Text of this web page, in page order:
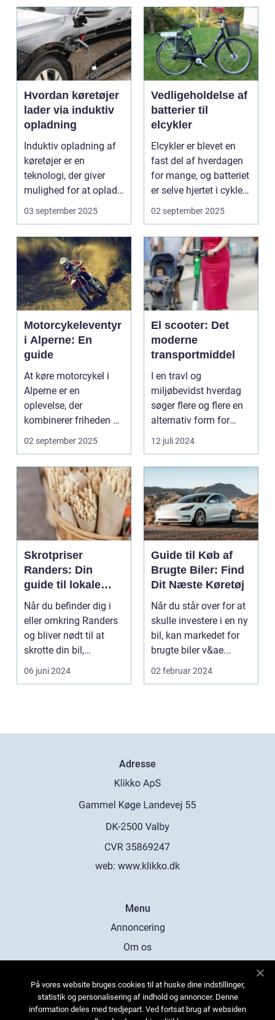
Hvordan køretøjer
lader via induktiv
opladning
Induktiv opladning af
køretøjer er en
teknologi, der giver
mulighed for at oplade
03 september 2025
Vedligeholdelse af
batterier til
elcykler
Elcykler er blevet en
fast del af hverdagen
for mange, og batteriet
er selve hjertet i cyklen.
02 september 2025
Motorcykeleventyr
i Alperne: En
guide
At køre motorcykel i
Alperne er en
oplevelse, der
kombinerer friheden på
to hjul med no...
02 september 2025
El scooter: Det
moderne
transportmiddel
I en travl og
miljøbevidst hverdag
søger flere og flere en
alternativ form for
transport. El scooter...
12 juli 2024
Skrotpriser
Randers: Din
guide til lokale
muligheder
Når du befinder dig i
eller omkring Randers
og bliver nødt til at
skrotte din bil,
gammelt jern elle...
06 juni 2024
Guide til Køb af
Brugte Biler: Find
Dit Næste Køretøj
Når du står over for at
skulle investere i en ny
bil, kan markedet for
brugte biler v&ae...
02 februar 2024
Adresse
web: www.klikko.dk
Menu
Annoncering
Om os
Kontakt os
Sitemap
På vores website bruges cookies til at huske dine indstillinger,
statistik og personalisering af indhold og annoncer. Denne
information deles med tredjepart. Ved fortsat brug af websiden